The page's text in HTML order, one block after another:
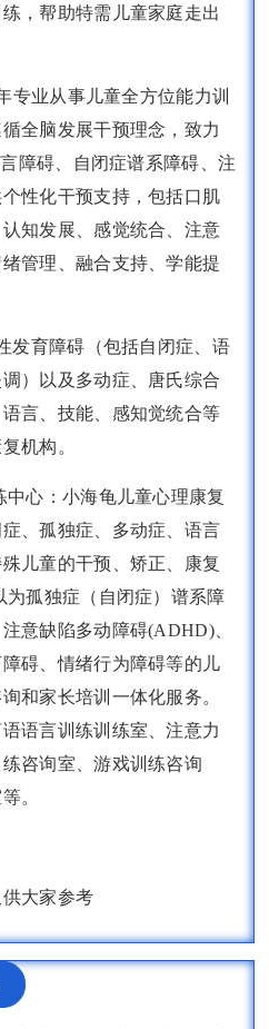
，帮助特需儿童家庭走出
专业从事儿童全方位能力训
全脑发展干预理念，致力
障碍、自闭症谱系障碍、注
性化干预支持，包括口肌
知发展、感觉统合、注意
管理、融合支持、学能提
发育障碍（包括自闭症、语
）以及多动症、唐氏综合
言、技能、感知觉统合等
机构。
心：小海龟儿童心理康复
、孤独症、多动症、语言
儿童的干预、矫正、康复
孤独症（自闭症）谱系障
意缺陷多动障碍(ADHD)、
碍、情绪行为障碍等的儿
和家长培训一体化服务。
语言训练训练室、注意力
咨询室、游戏训练咨询
。
大家参考